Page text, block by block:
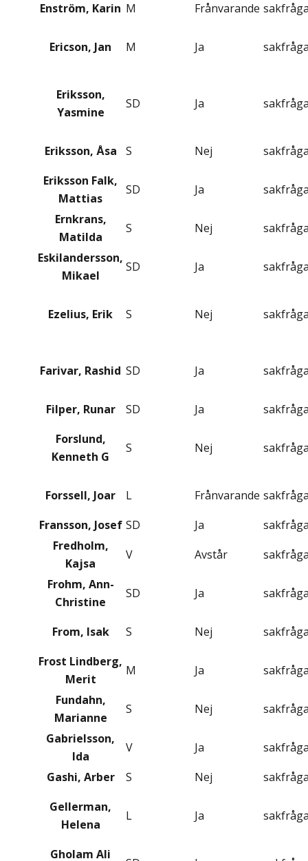
Enström, Karin M Frånvarande
Ericson, Jan M Ja
Eriksson,
Yasmine
SD Ja
Eriksson, Åsa S Nej
Eriksson Falk,
Mattias
SD Ja
Ernkrans,
Matilda
S Nej
Eskilandersson,
Mikael
SD Ja
Ezelius, Erik S Nej
Farivar, Rashid SD Ja
Filper, Runar SD Ja
Forslund,
Kenneth G
S Nej
Forssell, Joar L Frånvarande
Fransson, Josef SD Ja
Fredholm,
Kajsa
V Avstår
Frohm, Ann-
Christine
SD Ja
From, Isak S Nej
Frost Lindberg,
Merit
M Ja
Fundahn,
Marianne
S Nej
Gabrielsson,
Ida
V Ja
Gashi, Arber
S Nej
Gellerman,
Helena
L Ja
Gholam Ali